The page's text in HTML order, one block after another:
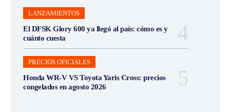
LANZAMIENTOS
El DFSK Glory 600 ya llegó al país: cómo es y
cuánto cuesta
PRECIOS OFICIALES
Honda WR-V VS Toyota Yaris Cross: precios
congelados en agosto 2026